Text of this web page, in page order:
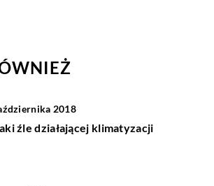
2018
źle działającej klimatyzacji